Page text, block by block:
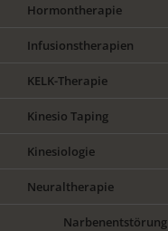
Hormontherapie
Infusionstherapien
KELK-Therapie
Kinesio Taping
Kinesiologie
Neuraltherapie
Narbenentstörung